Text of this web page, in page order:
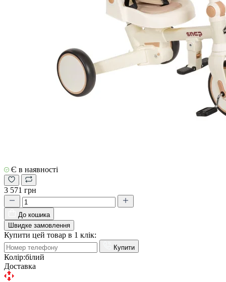
Є в наявності
3 571 грн
До кошика
Швидке замовлення
Купити цей товар в 1 клік:
Купити
Колір:білий
Доставка